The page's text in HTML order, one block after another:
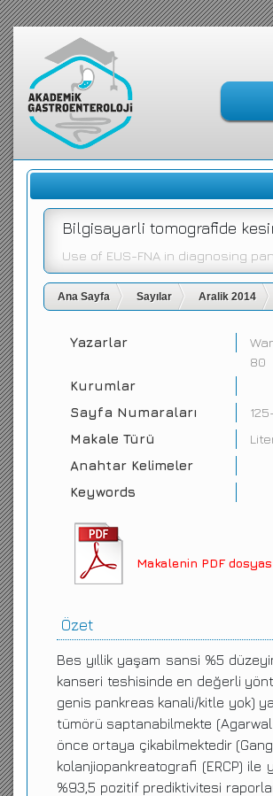
Bilgisayarli tomografide
Use of EUS-FNA in diagnosing
Ana Sayfa Sayılar Aralik 2014
Yazarlar
80
Kurumlar
Sayfa Numaraları
Makale Türü
Anahtar Kelimeler
Keywords
Makalenin PDF
Özet
Bes yıllik yaşam sansi %5
kanseri teshisinde en değerli
genis pankreas kanali/kitle yok)
tümörü saptanabilmekte
önce ortaya çikabilmektedir
kolanjiopankreatografi (ERCP)
%93,5 pozitif prediktivitesi